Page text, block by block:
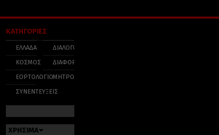
ΚΑΤΗΓΟΡΙΕΣ
ΕΛΛΑΔΑ
ΚΟΣΜΟΣ
ΕΟΡΤΟΛΟΓΙΟ
ΣΥΝΕΝΤΕΥΞΕΙΣ
ΔΙΑΛΟΓΟΣ
ΔΙΑΦΟΡΑ
ΜΗΤΡΟΠΟΛΕΙΣ
ΧΡΗΣΙΜΑ